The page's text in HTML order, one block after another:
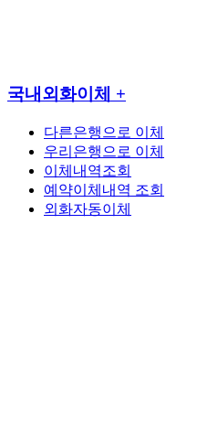
국내외화이체 +
다른은행으로 이체
우리은행으로 이체
이체내역조회
예약이체내역 조회
외화자동이체